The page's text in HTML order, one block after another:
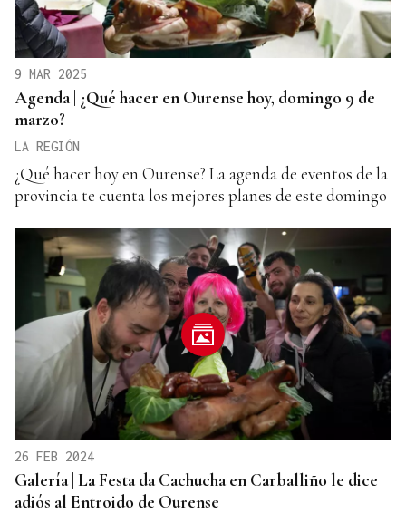
9 MAR 2025
Agenda | ¿Qué hacer en Ourense hoy, domingo 9 de
marzo?
LA REGIÓN
¿Qué hacer hoy en Ourense? La agenda de eventos de la
provincia te cuenta los mejores planes de este domingo
26 FEB 2024
Galería | La Festa da Cachucha en Carballiño le dice
adiós al Entroido de Ourense